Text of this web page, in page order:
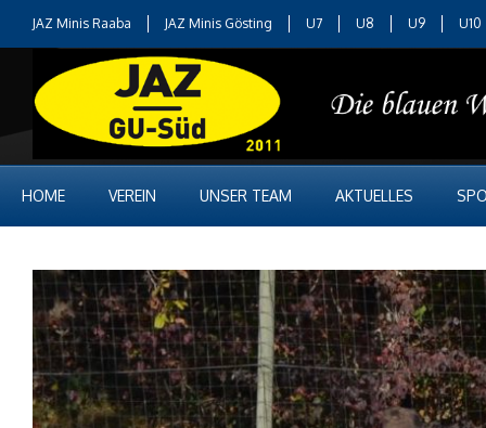
JAZ Minis Raaba JAZ Minis Gösting U7 U8 U9 U10
HOME VEREIN UNSER TEAM AKTUELLES